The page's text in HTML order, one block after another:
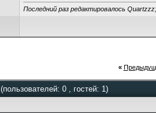
Последний раз редактировалось
«
(пользователей: 0 , гостей: 1)